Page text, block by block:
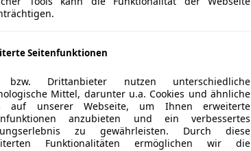
GmbH, Gifhorner Straße
Seitenfunktionen
Drittanbieter nutzen unterschiedliche
Mittel, darunter u.a. Cookies und ähnliche
auf unserer Webseite, um Ihnen erweiterte
anzubieten und ein verbessertes
zu gewährleisten. Durch diese
Funktionalitäten ermöglichen wir die